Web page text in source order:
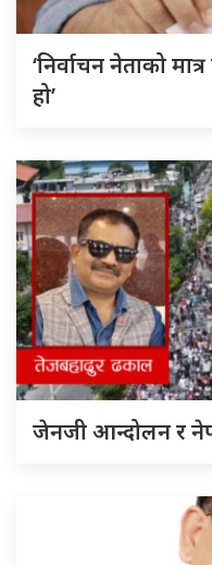
‘निर्वाचन नेताको
हो’
जेनजी आन्दोलन र